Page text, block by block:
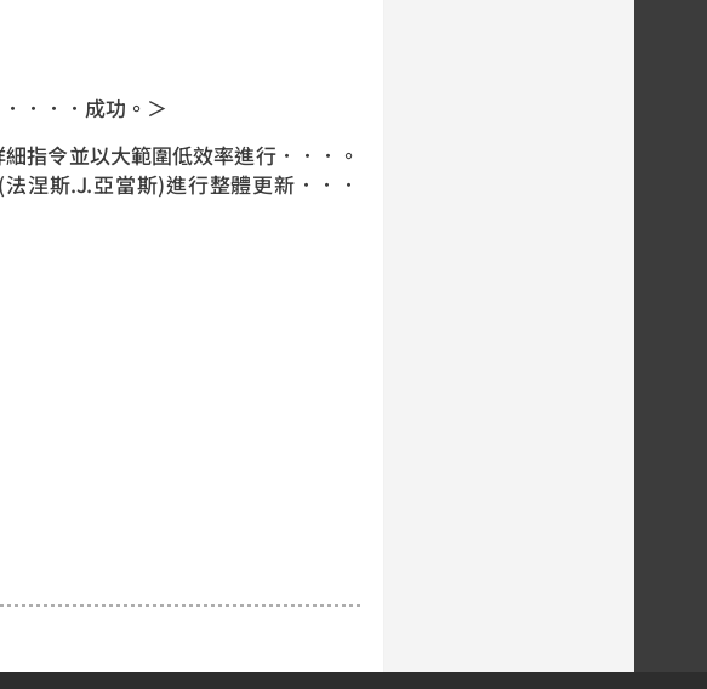
．．．成功。＞
指令並以大範圍低效率進行．．．。
涅斯.J.亞當斯)進行整體更新．．．